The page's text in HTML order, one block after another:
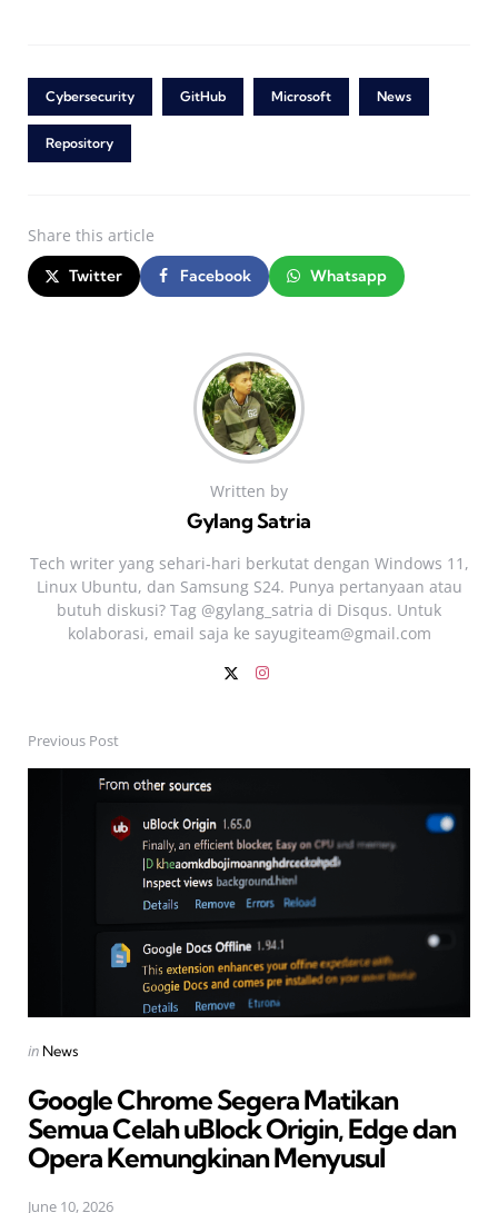
Cybersecurity GitHub Microsoft News
Repository
Share this article
Twitter Facebook Whatsapp
Written by
Gylang Satria
Tech writer yang sehari‑hari berkutat dengan Windows 11,
Linux Ubuntu, dan Samsung S24. Punya pertanyaan atau
butuh diskusi? Tag @gylang_satria di Disqus. Untuk
kolaborasi, email saja ke sayugiteam@gmail.com
Post
navigation
Previous Post
Posted
in News
Google Chrome Segera Matikan
Semua Celah uBlock Origin, Edge dan
Opera Kemungkinan Menyusul
June 10, 2026